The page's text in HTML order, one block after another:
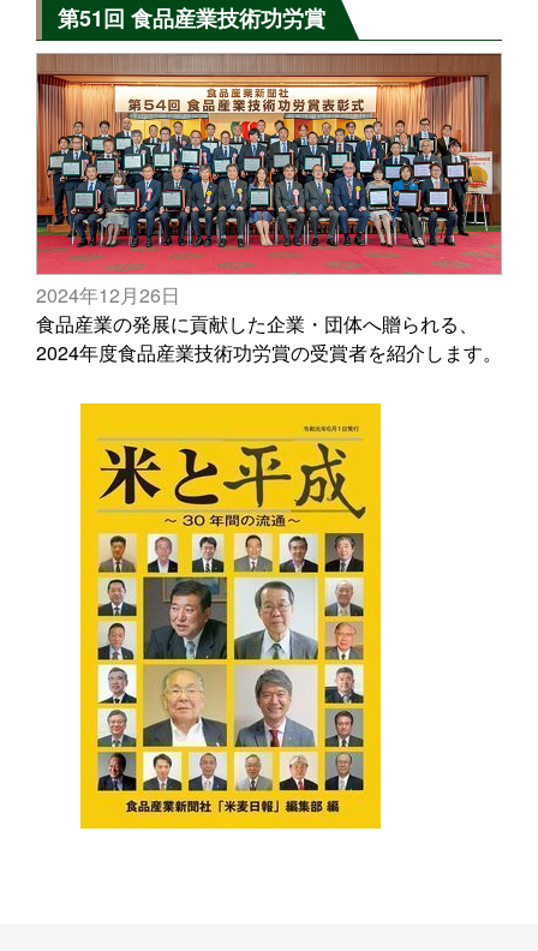
第51回 食品産業技術功労賞
2024年12月26日
食品産業の発展に貢献した企業・団体へ贈られる、
2024年度食品産業技術功労賞の受賞者を紹介します。